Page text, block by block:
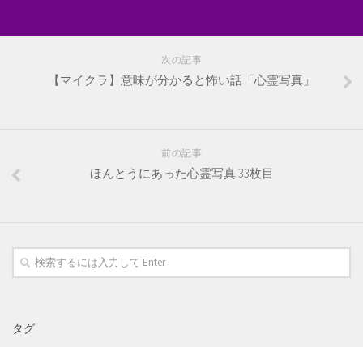
次の記事
【マイクラ】意味が分かると怖い話「心霊写真」
前の記事
ほんとうにあった心霊写真 33枚目
タグ